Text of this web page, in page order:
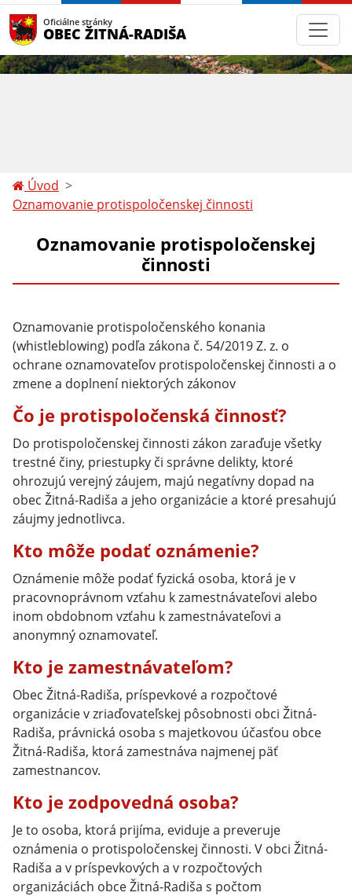
Oficiálne stránky
OBEC ŽITNÁ-RADIŠA
Úvod
Oznamovanie protispoločenskej činnosti
Oznamovanie protispoločenskej
činnosti
Oznamovanie protispoločenského konania
(whistleblowing) podľa zákona č. 54/2019 Z. z. o
ochrane oznamovateľov protispoločenskej činnosti a o
zmene a doplnení niektorých zákonov
Čo je protispoločenská činnosť?
Do protispoločenskej činnosti zákon zaraďuje všetky
trestné činy, priestupky či správne delikty, ktoré
ohrozujú verejný záujem, majú negatívny dopad na
obec Žitná-Radiša a jeho organizácie a ktoré presahujú
záujmy jednotlivca.
Kto môže podať oznámenie?
Oznámenie môže podať fyzická osoba, ktorá je v
pracovnoprávnom vzťahu k zamestnávateľovi alebo
inom obdobnom vzťahu k zamestnávateľovi a
anonymný oznamovateľ.
Kto je zamestnávateľom?
Obec Žitná-Radiša, príspevkové a rozpočtové
organizácie v zriaďovateľskej pôsobnosti obci Žitná-
Radiša, právnická osoba s majetkovou účasťou obce
Žitná-Radiša, ktorá zamestnáva najmenej päť
zamestnancov.
Kto je zodpovedná osoba?
Je to osoba, ktorá prijíma, eviduje a preveruje
oznámenia o protispoločenskej činnosti. V obci Žitná-
Radiša a v príspevkových a v rozpočtových
organizáciách obce Žitná-Radiša s počtom